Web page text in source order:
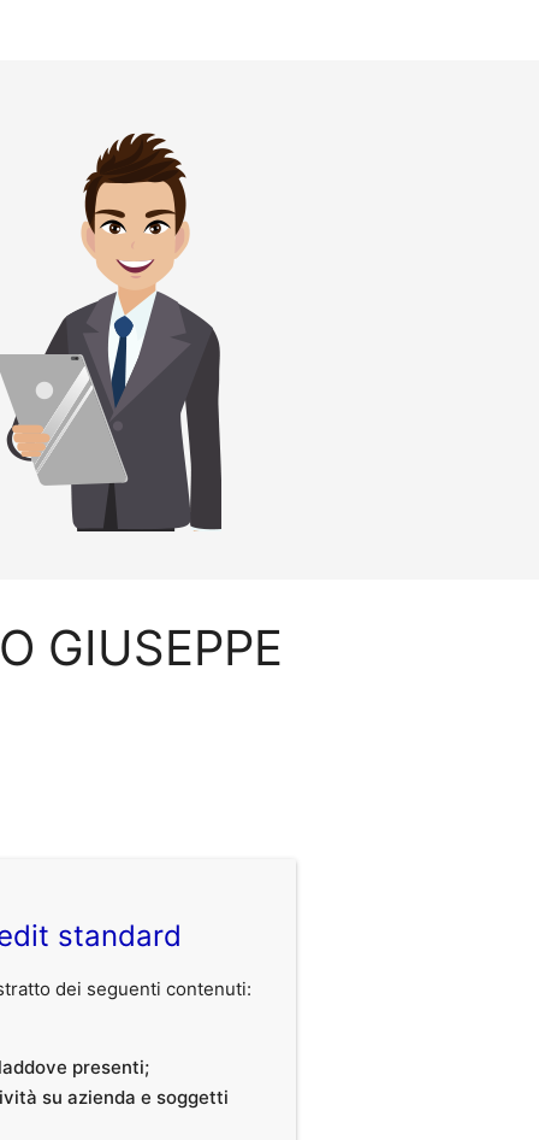
GIUSEPPE
standard
dei seguenti contenuti:
presenti;
su azienda e soggetti